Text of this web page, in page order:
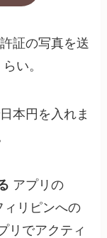
証の写真を送
い。
本円を入れま
アプリの
ィリピンへの
リでアクティ